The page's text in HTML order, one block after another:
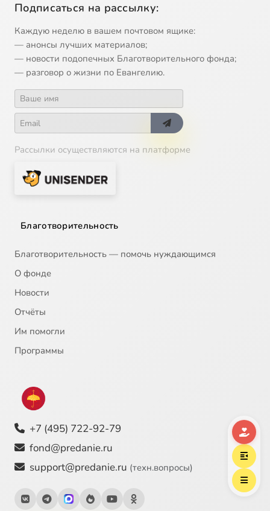
Подписаться на рассылку:
Каждую неделю в вашем почтовом ящике:
— анонсы лучших материалов;
— новости подопечных Благотворительного фонда;
— разговор о жизни по Евангелию.
Рассылки осуществляются на платформе
Благотворительность
Благотворительность — помочь нуждающимся
О фонде
Новости
Отчёты
Им помогли
Программы
+7 (495) 722-92-79
fond@predanie.ru
support@predanie.ru (техн.вопросы)